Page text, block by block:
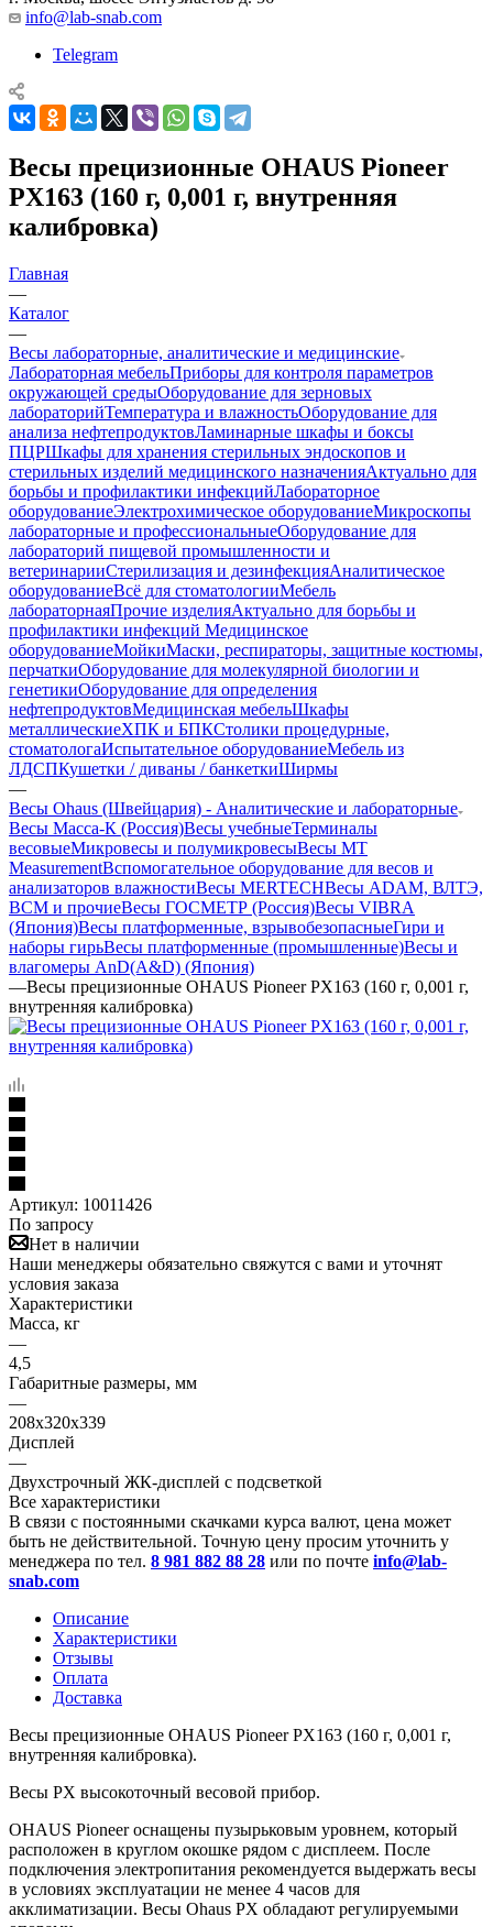
info@lab-snab.com
Telegram
Весы прецизионные OHAUS Pioneer
PX163 (160 г, 0,001 г, внутренняя
калибровка)
Главная
—
Каталог
—
Весы лабораторные, аналитические и медицинские
Лабораторная мебельПриборы для контроля параметров
окружающей средыОборудование для зерновых
лабораторийТемпература и влажностьОборудование для
анализа нефтепродуктовЛаминарные шкафы и боксы
ПЦРШкафы для хранения стерильных эндоскопов и
стерильных изделий медицинского назначенияАктуально для
борьбы и профилактики инфекцийЛабораторное
оборудованиеЭлектрохимическое оборудованиеМикроскопы
лабораторные и профессиональныеОборудование для
лабораторий пищевой промышленности и
ветеринарииСтерилизация и дезинфекцияАналитическое
оборудованиеВсё для стоматологииМебель
лабораторнаяПрочие изделияАктуально для борьбы и
профилактики инфекций Медицинское
оборудованиеМойкиМаски, респираторы, защитные костюмы,
перчаткиОборудование для молекулярной биологии и
генетикиОборудование для определения
нефтепродуктовМедицинская мебельШкафы
металлическиеХПК и БПКСтолики процедурные,
стоматологаИспытательное оборудованиеМебель из
ЛДСПКушетки / диваны / банкеткиШирмы
—
Весы Ohaus (Швейцария) - Аналитические и лабораторные
Весы Масса-К (Россия)Весы учебныеТерминалы
весовыеМикровесы и полумикровесыВесы MT
MeasurementВспомогательное оборудование для весов и
анализаторов влажностиВесы MERTECHВесы ADAM, ВЛТЭ,
BCM и прочиеВесы ГОСМЕТР (Россия)Весы VIBRA
(Япония)Весы платформенные, взрывобезопасныеГири и
наборы гирьВесы платформенные (промышленные)Весы и
влагомеры AnD(A&D) (Япония)
—Весы прецизионные OHAUS Pioneer PX163 (160 г, 0,001 г,
внутренняя калибровка)
Артикул: 10011426
По запросу
Нет в наличии
Наши менеджеры обязательно свяжутся с вами и уточнят
условия заказа
Характеристики
Масса, кг
—
4,5
Габаритные размеры, мм
—
208х320х339
Дисплей
—
Двухстрочный ЖК-дисплей с подсветкой
Все характеристики
В связи с постоянными скачками курса валют, цена может
быть не действительной. Точную цену просим уточнить у
менеджера по тел. 8 981 882 88 28 или по почте info@lab-
snab.com
Описание
Характеристики
Отзывы
Оплата
Доставка
Весы прецизионные OHAUS Pioneer PX163 (160 г, 0,001 г,
внутренняя калибровка).
Весы PX высокоточный весовой прибор.
OHAUS Pioneer оснащены пузырьковым уровнем, который
расположен в круглом окошке рядом с дисплеем. После
подключения электропитания рекомендуется выдержать весы
в условиях эксплуатации не менее 4 часов для
акклиматизации. Весы Ohaus PX обладают регулируемыми